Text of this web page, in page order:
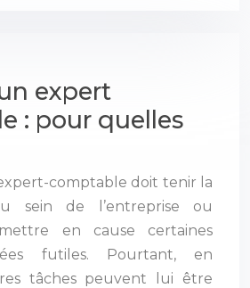
expert
: pour quelles
comptable doit tenir la
sein de l’entreprise ou
en cause certaines
futiles. Pourtant, en
tâches peuvent lui être